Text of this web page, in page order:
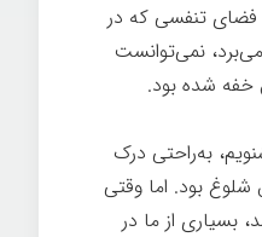
تنفسی که در
نمی‌توانست
شده بود.
به‌راحتی درک
بود. اما وقتی
بسیاری از ما در